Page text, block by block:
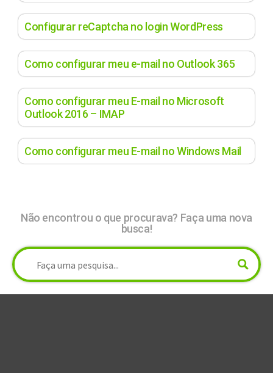
Configurar reCaptcha no login WordPress
Como configurar meu e-mail no Outlook 365
Como configurar meu E-mail no Microsoft
Outlook 2016 – IMAP
Como configurar meu E-mail no Windows Mail
Não encontrou o que procurava? Faça uma nova
busca!